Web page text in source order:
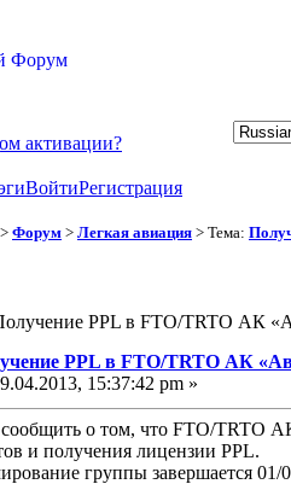
активации?
ВойтиРегистрация
> Форум > Легкая авиация > Тема:
PPL в FTO/TRTO АК
PPL в FTO/TRTO АК
15:37:42 pm »
о том, что FTO/TRTO
и получения лицензии PPL.
группы завершается 01/